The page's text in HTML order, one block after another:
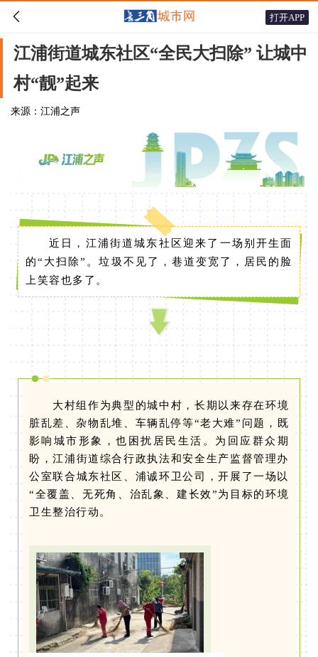
 打开APP
江浦街道城东社区“全民大扫除” 让城中
村“靓”起来
来源：江浦之声
近日，江浦街道城东社区迎来了一场别开生面
的“大扫除”。垃圾不见了，巷道变宽了，居民的脸
上笑容也多了。
大村组作为典型的城中村，长期以来存在环境
脏乱差、杂物乱堆、车辆乱停等“老大难”问题，既
影响城市形象，也困扰居民生活。为回应群众期
盼，江浦街道综合行政执法和安全生产监督管理办
公室联合城东社区、浦诚环卫公司，开展了一场以
“全覆盖、无死角、治乱象、建长效”为目标的环境
卫生整治行动。